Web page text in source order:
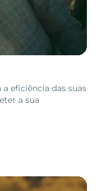
eficiência das suas
a sua